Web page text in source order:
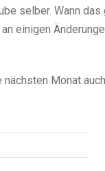
selber. Wann
einigen
nächsten Monat